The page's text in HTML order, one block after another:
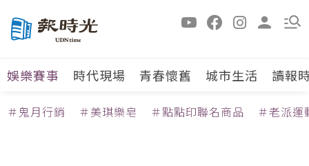
娛樂賽事 時代現場 青春懷舊 城市生活 讀報
＃鬼月行銷 ＃美琪樂皂 ＃點點印聯名商品 ＃老派運